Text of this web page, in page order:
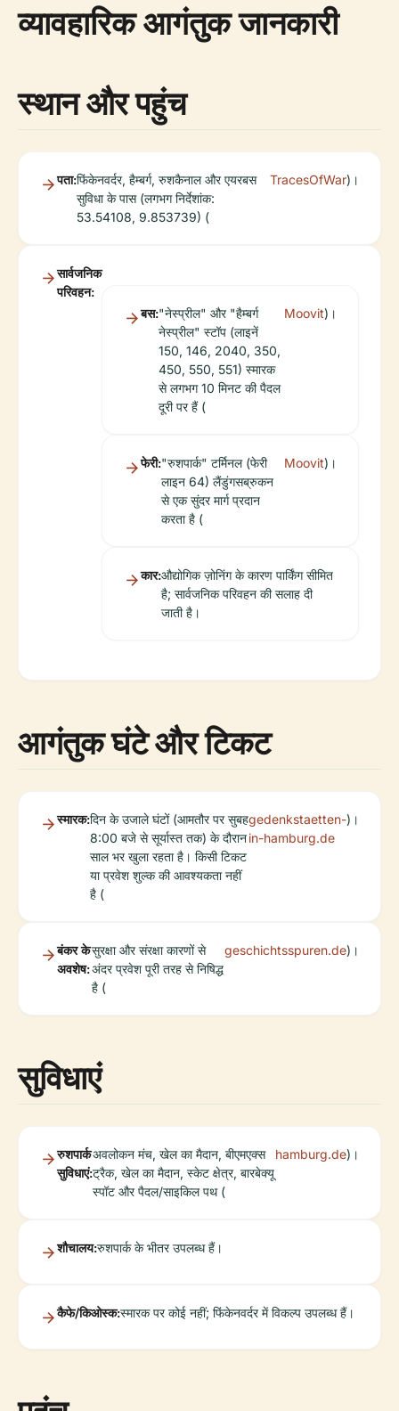
व्यावहारिक आगंतुक जानकारी
स्थान और पहुंच
पता:फिंकेनवर्दर, हैम्बर्ग, रुशकैनाल और एयरबस
सुविधा के पास (लगभग निर्देशांक:
53.54108, 9.853739) (
TracesOfWar)।
सार्वजनिक
परिवहन:
बस:"नेस्प्रील" और "हैम्बर्ग
नेस्प्रील" स्टॉप (लाइनें
150, 146, 2040, 350,
450, 550, 551) स्मारक
से लगभग 10 मिनट की पैदल
दूरी पर हैं (
Moovit)।
फेरी:"रुशपार्क" टर्मिनल (फेरी
लाइन 64) लैंडुंगसब्रुकन
से एक सुंदर मार्ग प्रदान
करता है (
Moovit)।
कार:औद्योगिक ज़ोनिंग के कारण पार्किंग सीमित
है; सार्वजनिक परिवहन की सलाह दी
जाती है।
आगंतुक घंटे और टिकट
स्मारक:दिन के उजाले घंटों (आमतौर पर सुबह
8:00 बजे से सूर्यास्त तक) के दौरान
साल भर खुला रहता है। किसी टिकट
या प्रवेश शुल्क की आवश्यकता नहीं
है (
gedenkstaetten-
in-hamburg.de
)।
बंकर के
अवशेष:
सुरक्षा और संरक्षा कारणों से
अंदर प्रवेश पूरी तरह से निषिद्ध
है (
geschichtsspuren.de)।
सुविधाएं
रुशपार्क
सुविधाएं:
अवलोकन मंच, खेल का मैदान, बीएमएक्स
ट्रैक, खेल का मैदान, स्केट क्षेत्र, बारबेक्यू
स्पॉट और पैदल/साइकिल पथ (
hamburg.de)।
शौचालय:रुशपार्क के भीतर उपलब्ध हैं।
कैफे/किओस्क:स्मारक पर कोई नहीं; फिंकेनवर्दर में विकल्प उपलब्ध हैं।